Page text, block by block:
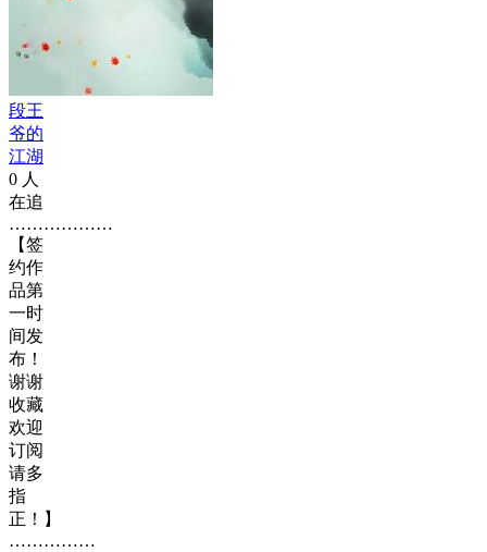
段王
爷的
江湖
0 人
在追
………………
【签
约作
品第
一时
间发
布！
谢谢
收藏
欢迎
订阅
请多
指
正！】
……………